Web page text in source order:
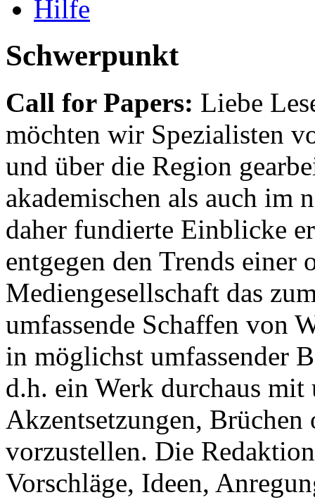
Hilfe
Schwerpunkt
Call for Papers: Liebe
möchten wir Spezialisten
und über die Region
akademischen als auch im
daher fundierte Einblicke
entgegen den Trends einer
Mediengesellschaft das
umfassende Schaffen von
in möglichst umfassender
d.h. ein Werk durchaus mit
Akzentsetzungen, Brüchen
vorzustellen. Die
Vorschläge, Ideen,